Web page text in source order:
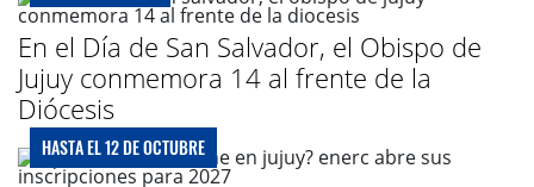
En el Día de San Salvador, el Obispo de
Jujuy conmemora 14 al frente de la
Diócesis
HASTA EL 12 DE OCTUBRE